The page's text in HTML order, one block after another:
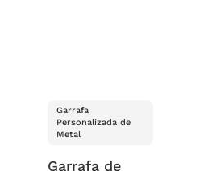
Garrafa
Personalizada de
Metal
Garrafa de